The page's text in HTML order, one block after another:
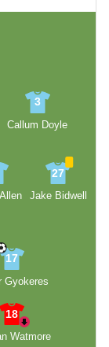
3
Callum Doyle
27
Jake Bidwell
17
Gyokeres
18
Watmore